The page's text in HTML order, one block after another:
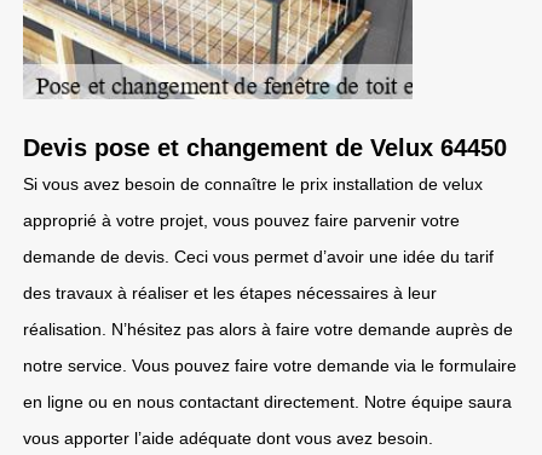
Devis pose et changement de Velux 64450
Si vous avez besoin de connaître le prix installation de velux
approprié à votre projet, vous pouvez faire parvenir votre
demande de devis. Ceci vous permet d’avoir une idée du tarif
des travaux à réaliser et les étapes nécessaires à leur
réalisation. N’hésitez pas alors à faire votre demande auprès de
notre service. Vous pouvez faire votre demande via le formulaire
en ligne ou en nous contactant directement. Notre équipe saura
vous apporter l’aide adéquate dont vous avez besoin.